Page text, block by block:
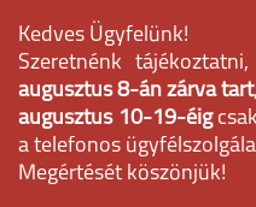
Kedves Ügyfelünk!
Szeretnénk
augusztus 8-án zárva tart,
augusztus 10-19-éig csak
a telefonos
Megértését köszönjük!